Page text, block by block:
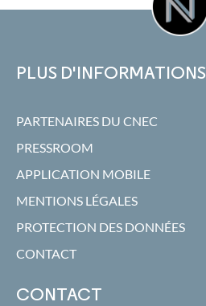
PLUS D'INFORMATIONS
PARTENAIRES DU CNEC
PRESSROOM
APPLICATION MOBILE
MENTIONS LÉGALES
PROTECTION DES DONNÉES
CONTACT
CONTACT